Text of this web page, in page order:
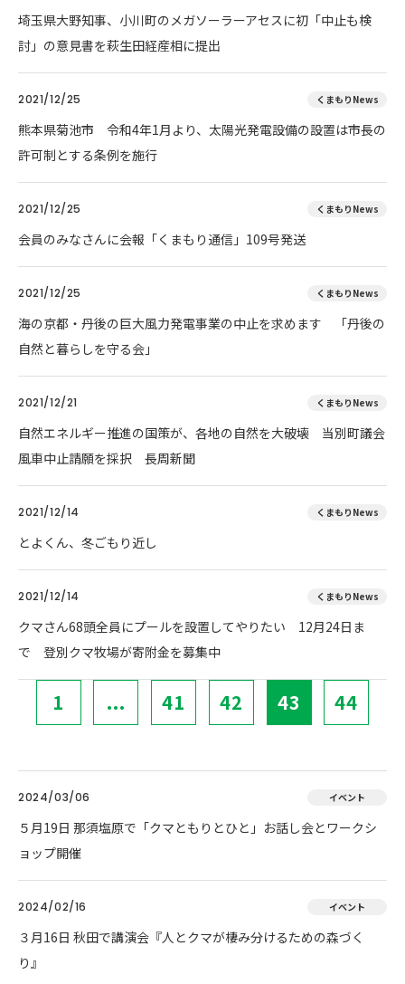
埼玉県大野知事、小川町のメガソーラーアセスに初「中止も検
討」の意見書を萩生田経産相に提出
2021/12/25 くまもりNews
熊本県菊池市 令和4年1月より、太陽光発電設備の設置は市長の
許可制とする条例を施行
2021/12/25 くまもりNews
会員のみなさんに会報「くまもり通信」109号発送
2021/12/25 くまもりNews
海の京都・丹後の巨大風力発電事業の中止を求めます 「丹後の
自然と暮らしを守る会」
2021/12/21 くまもりNews
自然エネルギー推進の国策が、各地の自然を大破壊 当別町議会
風車中止請願を採択 長周新聞
2021/12/14 くまもりNews
とよくん、冬ごもり近し
2021/12/14 くまもりNews
クマさん68頭全員にプールを設置してやりたい 12月24日ま
で 登別クマ牧場が寄附金を募集中
1 ... 41 42 43 44
2024/03/06 イベント
５月19日 那須塩原で「クマともりとひと」お話し会とワークシ
ョップ開催
2024/02/16 イベント
３月16日 秋田で講演会『人とクマが棲み分けるための森づく
り』